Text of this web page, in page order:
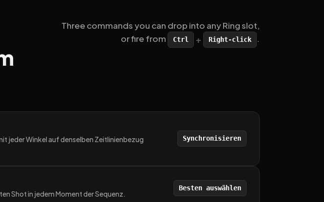
Three commands you can drop into any Ring slot,
or fire from
Ctrl + Right-click .
jeder Winkel auf denselben Zeitlinienbezug
Synchronisieren
Shot in jedem Moment der Sequenz.
Besten auswählen